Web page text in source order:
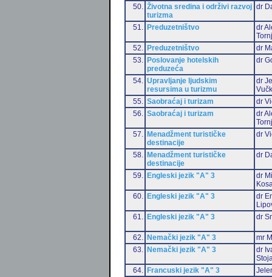
50.
Životna sredina i održivi razvoj
turizma
dr
51. Preduzetništvo
dr
52.
Preduzetništvo
dr
53.
Poslovanje hotelskih
preduzeća
dr
54.
Upravljanje ljudskim
resursima u turizmu
dr
55.
Saobraćaj i turizam
dr
56.
Saobraćaj i turizam
dr
57.
Menadžment turističke
destinacije
dr
58.
Menadžment turističke
destinacije
dr
59. Engleski jezik "A" 3
dr
60.
Engleski jezik "A" 3
dr
61.
Engleski jezik "A" 3 dr
62. Nemački jezik "A" 3
mr
63.
Nemački jezik "A" 3
dr
64.
Francuski jezik "A" 3